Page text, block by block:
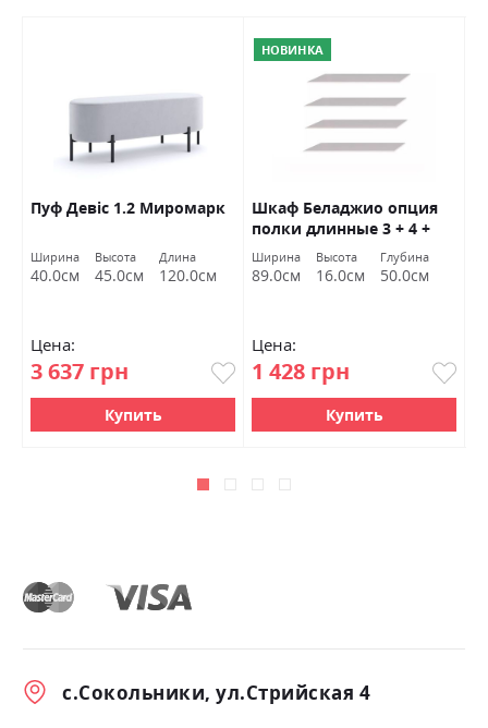
Пуф Девіс 1.2 Миромарк
Ширина
40.0см
Высота
45.0см
Длина
120.0см
Цена:
3 637 грн
Купить
НОВИНКА
Шкаф Беладжио опция
полки длинные 3 + 4 +
6дв. белый глянец
Миромарк
Ширина
89.0см
Высота
16.0см
Глубина
50.0см
Цена:
1 428 грн
Купить
с.Сокольники, ул.Стрийская 4